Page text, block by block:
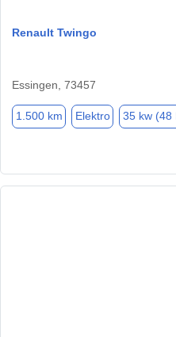
Renault Twingo
Essingen, 73457
1.500 km Elektro 35 kw (48